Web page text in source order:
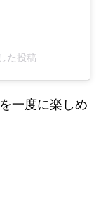
た投稿
一度に楽しめ